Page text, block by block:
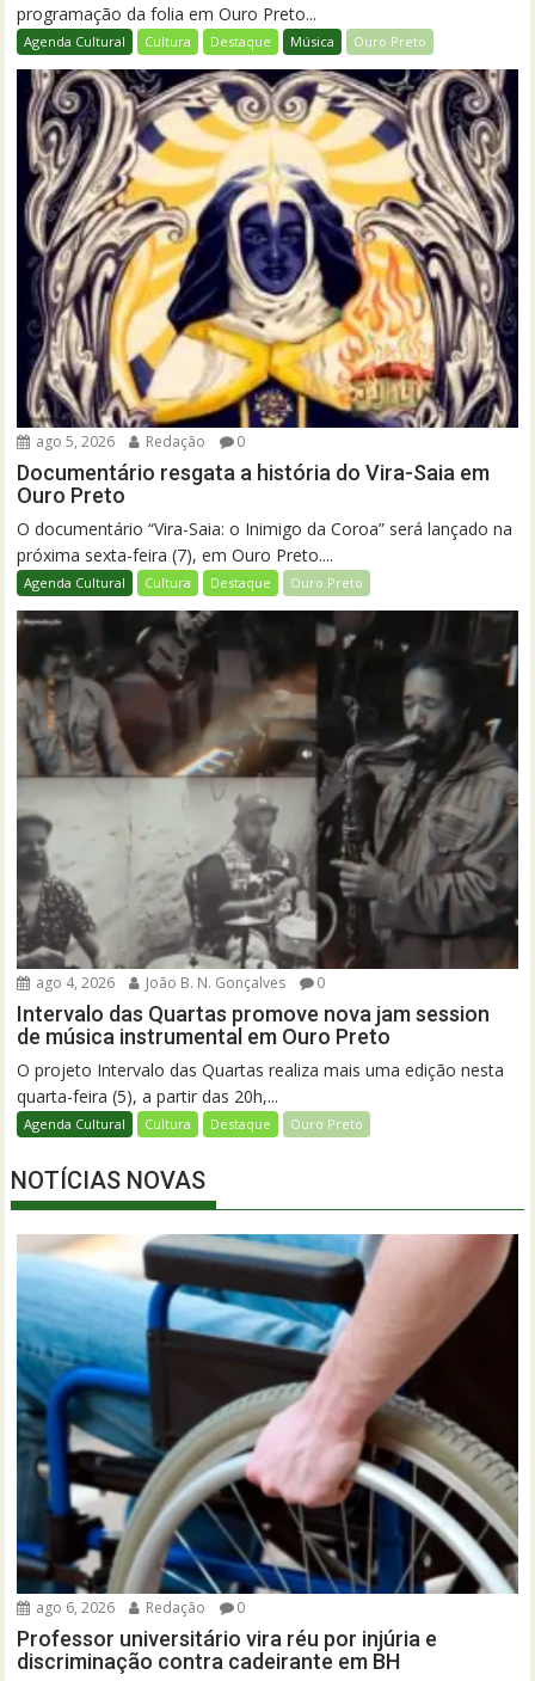
programação da folia em Ouro Preto...
Agenda Cultural Cultura Destaque Música Ouro Preto
ago 5, 2026 Redação 0
Documentário resgata a história do Vira-Saia em
Ouro Preto
O documentário “Vira-Saia: o Inimigo da Coroa” será lançado na
próxima sexta-feira (7), em Ouro Preto....
Agenda Cultural Cultura Destaque Ouro Preto
ago 4, 2026 João B. N. Gonçalves 0
Intervalo das Quartas promove nova jam session
de música instrumental em Ouro Preto
O projeto Intervalo das Quartas realiza mais uma edição nesta
quarta-feira (5), a partir das 20h,...
Agenda Cultural Cultura Destaque Ouro Preto
NOTÍCIAS NOVAS
ago 6, 2026 Redação 0
Professor universitário vira réu por injúria e
discriminação contra cadeirante em BH